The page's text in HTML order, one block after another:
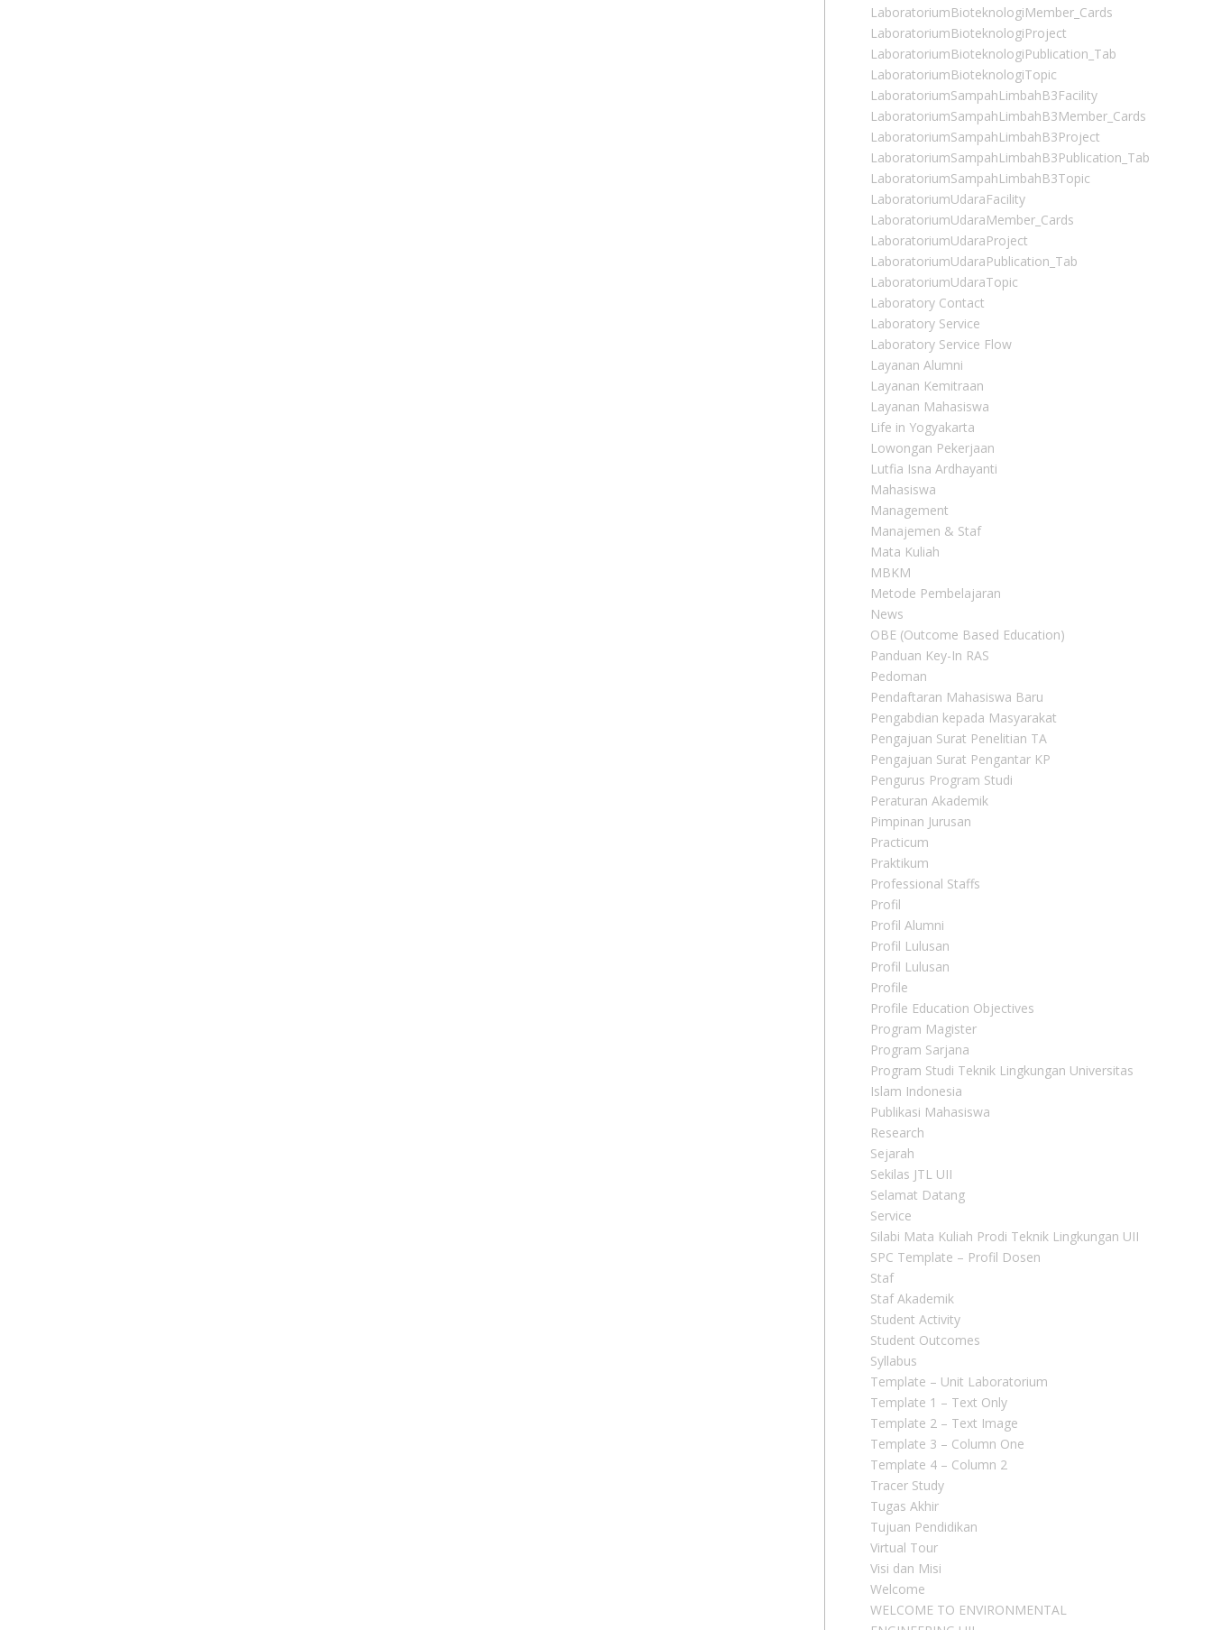
LaboratoriumBioteknologiMember_Cards
LaboratoriumBioteknologiProject
LaboratoriumBioteknologiPublication_Tab
LaboratoriumBioteknologiTopic
LaboratoriumSampahLimbahB3Facility
LaboratoriumSampahLimbahB3Member_Cards
LaboratoriumSampahLimbahB3Project
LaboratoriumSampahLimbahB3Publication_Tab
LaboratoriumSampahLimbahB3Topic
LaboratoriumUdaraFacility
LaboratoriumUdaraMember_Cards
LaboratoriumUdaraProject
LaboratoriumUdaraPublication_Tab
LaboratoriumUdaraTopic
Laboratory Contact
Laboratory Service
Laboratory Service Flow
Layanan Alumni
Layanan Kemitraan
Layanan Mahasiswa
Life in Yogyakarta
Lowongan Pekerjaan
Lutfia Isna Ardhayanti
Mahasiswa
Management
Manajemen & Staf
Mata Kuliah
MBKM
Metode Pembelajaran
News
OBE (Outcome Based Education)
Panduan Key-In RAS
Pedoman
Pendaftaran Mahasiswa Baru
Pengabdian kepada Masyarakat
Pengajuan Surat Penelitian TA
Pengajuan Surat Pengantar KP
Pengurus Program Studi
Peraturan Akademik
Pimpinan Jurusan
Practicum
Praktikum
Professional Staffs
Profil
Profil Alumni
Profil Lulusan
Profil Lulusan
Profile
Profile Education Objectives
Program Magister
Program Sarjana
Program Studi Teknik Lingkungan Universitas
Islam Indonesia
Publikasi Mahasiswa
Research
Sejarah
Sekilas JTL UII
Selamat Datang
Service
Silabi Mata Kuliah Prodi Teknik Lingkungan UII
SPC Template – Profil Dosen
Staf
Staf Akademik
Student Activity
Student Outcomes
Syllabus
Template – Unit Laboratorium
Template 1 – Text Only
Template 2 – Text Image
Template 3 – Column One
Template 4 – Column 2
Tracer Study
Tugas Akhir
Tujuan Pendidikan
Virtual Tour
Visi dan Misi
Welcome
WELCOME TO ENVIRONMENTAL